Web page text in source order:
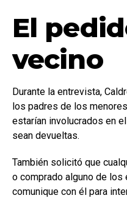
El
vecino
Durante la entrevista,
los padres de los
estarían involucrados en
sean devueltas.
También solicitó que
o comprado alguno de
comunique con él para